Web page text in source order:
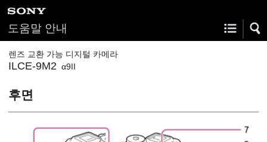
도움말 안내
렌즈 교환 가능 디지털 카메라
ILCE-9M2 α9II
후면